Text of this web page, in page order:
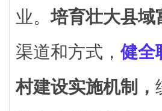
业。培育壮大县域
渠道和方式，健全
村建设实施机制，